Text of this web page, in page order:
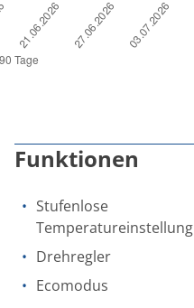
Funktionen
Stufenlose
Temperatureinstellung
Drehregler
Ecomodus